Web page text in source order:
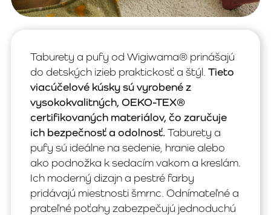
Taburety a pufy od Wigiwama® prinášajú
do detských izieb praktickosť a štýl. Tieto
viacúčelové kúsky sú vyrobené z
vysokokvalitných, OEKO-TEX®
certifikovaných materiálov, čo zaručuje
ich bezpečnosť a odolnosť. Taburety a
pufy sú ideálne na sedenie, hranie alebo
ako podnožka k sedacím vakom a kreslám.
Ich moderný dizajn a pestré farby
pridávajú miestnosti šmrnc. Odnímateľné a
prateľné poťahy zabezpečujú jednoduchú